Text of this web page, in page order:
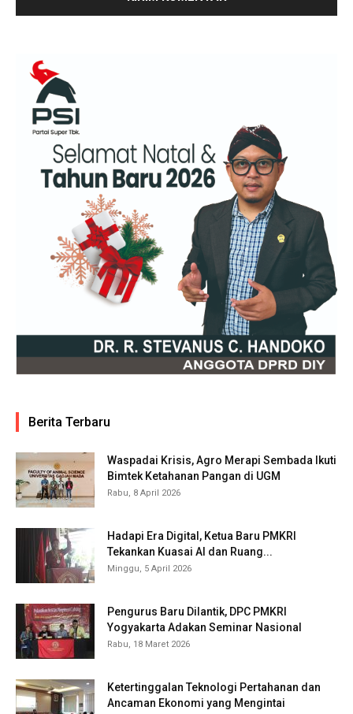
Berita Terbaru
Waspadai Krisis, Agro Merapi Sembada Ikuti
Bimtek Ketahanan Pangan di UGM
Rabu, 8 April 2026
Hadapi Era Digital, Ketua Baru PMKRI
Tekankan Kuasai AI dan Ruang...
Minggu, 5 April 2026
Pengurus Baru Dilantik, DPC PMKRI
Yogyakarta Adakan Seminar Nasional
Rabu, 18 Maret 2026
Ketertinggalan Teknologi Pertahanan dan
Ancaman Ekonomi yang Mengintai